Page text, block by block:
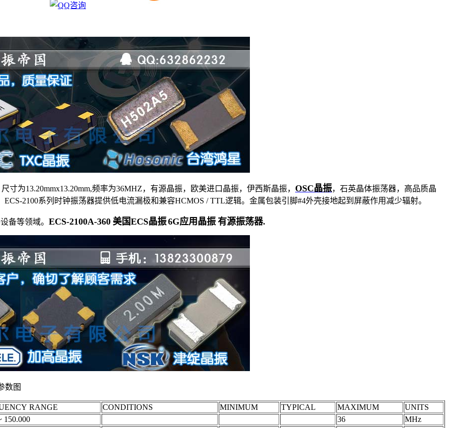
寸为13.20mmx13.20mm,频率为36MHZ，有源晶振，欧美进口晶振，伊西斯晶振， OSC晶振，石英晶体振荡器，高品质晶
2100系列时钟振荡器提供低电流漏极和兼容HCMOS / TTL逻辑。金属包装引脚#4外壳接地起到屏蔽作用减少辐射。
备等领域。 ECS-2100A-360 美国ECS晶振 6G应用晶振 有源振荡器.
数图
RANGE CONDITIONS MINIMUM TYPICAL MAXIMUM
UNITS
150.000 36
MHz